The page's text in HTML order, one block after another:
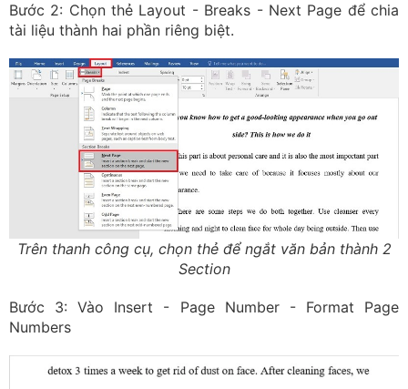
Bước 2: Chọn thẻ Layout - Breaks - Next Page để chia
tài liệu thành hai phần riêng biệt.
Trên thanh công cụ, chọn thẻ để ngắt văn bản thành 2
Section
Bước 3: Vào Insert - Page Number - Format Page
Numbers